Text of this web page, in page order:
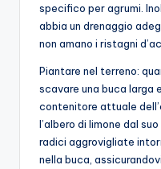
specifico per agrumi.
abbia un drenaggio
non amano i ristagni
Piantare nel terreno:
scavare una buca larga
contenitore attuale
l’albero di limone dal
radici aggrovigliate
nella buca,